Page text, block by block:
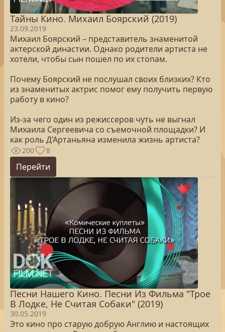
Тайны Кино. Михаил Боярский (2019)
23.09.2019
Михаил Боярский – представитель знаменитой
актерской династии. Однако родители артиста не
хотели, чтобы сын пошел по их стопам.
Почему Боярский не послушал своих близких? Кто
из знаменитых актрис помог ему получить первую
работу в кино?
Из-за чего один из режиссеров чуть не выгнал
Михаила Сергеевича со съемочной площадки? И
как роль Д’Артаньяна изменила жизнь артиста?
200 8
Перейти
Песни Нашего Кино. Песни Из Фильма "Трое
В Лодке, Не Считая Собаки" (2019)
30.05.2019
Это кино про старую добрую Англию и настоящих